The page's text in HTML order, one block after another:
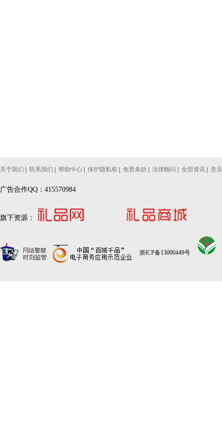
关于我们 联系我们 帮助中心 保护隐私权 免责条款 法律顾问 全部资讯 意
广告合作QQ：415570984
旗下资源：
浙ICP备13000449号